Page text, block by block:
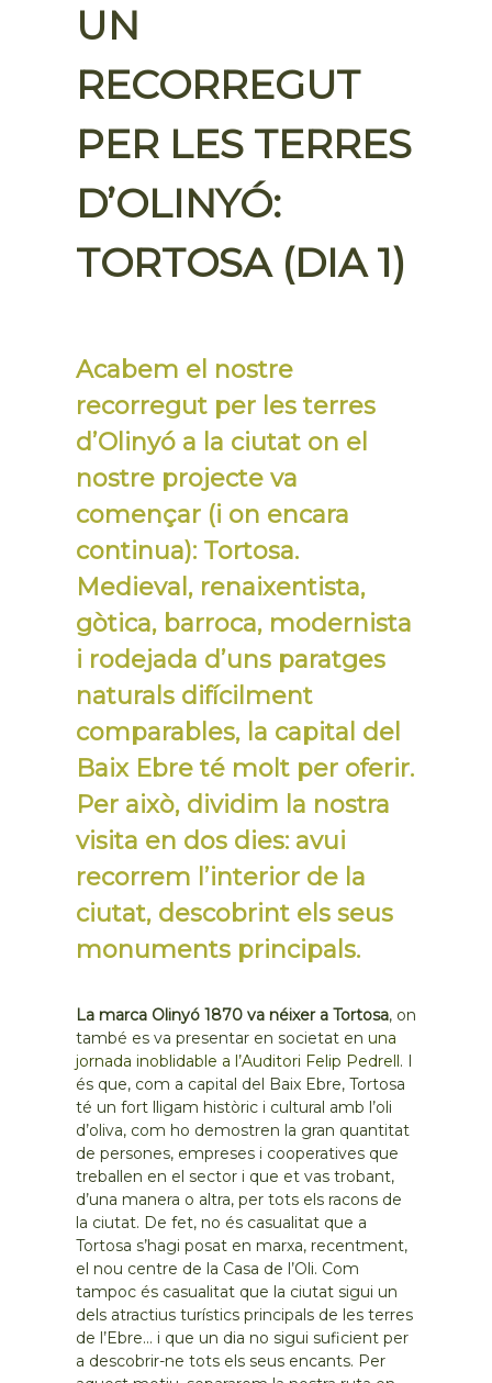
UN
RECORREGUT
PER LES TERRES
D’OLINYÓ:
TORTOSA (DIA 1)
Acabem el nostre
recorregut per les terres
d’Olinyó a la ciutat on el
nostre projecte va
començar (i on encara
continua): Tortosa.
Medieval, renaixentista,
gòtica, barroca, modernista
i rodejada d’uns paratges
naturals difícilment
comparables, la capital del
Baix Ebre té molt per oferir.
Per això, dividim la nostra
visita en dos dies: avui
recorrem l’interior de la
ciutat, descobrint els seus
monuments principals.
La marca Olinyó 1870 va néixer a Tortosa, on
també es va presentar en societat en una
jornada inoblidable a l’Auditori Felip Pedrell. I
és que, com a capital del Baix Ebre, Tortosa
té un fort lligam històric i cultural amb l’oli
d’oliva, com ho demostren la gran quantitat
de persones, empreses i cooperatives que
treballen en el sector i que et vas trobant,
d’una manera o altra, per tots els racons de
la ciutat. De fet, no és casualitat que a
Tortosa s’hagi posat en marxa, recentment,
el nou centre de la Casa de l’Oli. Com
tampoc és casualitat que la ciutat sigui un
dels atractius turístics principals de les terres
de l’Ebre… i que un dia no sigui suficient per
a descobrir-ne tots els seus encants. Per